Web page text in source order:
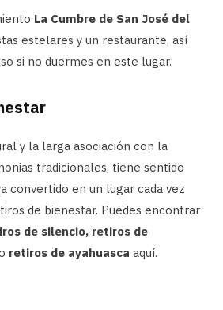
La Cumbre de San José del
estelares y un restaurante, así
si no duermes en este lugar.
y la larga asociación con la
tradicionales, tiene sentido
convertido en un lugar cada vez
de bienestar. Puedes encontrar
de silencio, retiros de
retiros de ayahuasca aquí.